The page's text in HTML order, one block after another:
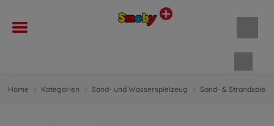
Home Kategorien Sand- und Wasserspielzeug Sand- &